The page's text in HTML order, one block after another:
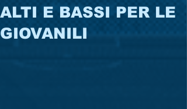
ALTI E BASSI PER LE
GIOVANILI